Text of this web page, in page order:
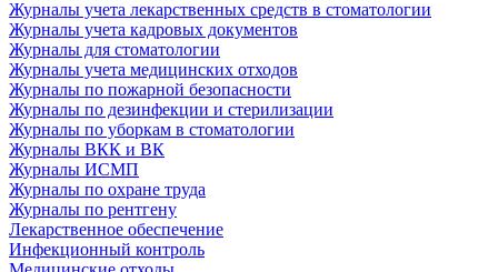
Журналы учета лекарственных средств в стоматологии
Журналы учета кадровых документов
Журналы для стоматологии
Журналы учета медицинских отходов
Журналы по пожарной безопасности
Журналы по дезинфекции и стерилизации
Журналы по уборкам в стоматологии
Журналы ВКК и ВК
Журналы ИСМП
Журналы по охране труда
Журналы по рентгену
Лекарственное обеспечение
Инфекционный контроль